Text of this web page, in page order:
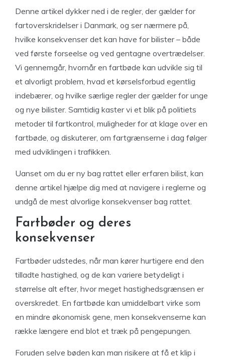
Denne artikel dykker ned i de regler, der gælder for
fartoverskridelser i Danmark, og ser nærmere på,
hvilke konsekvenser det kan have for bilister – både
ved første forseelse og ved gentagne overtrædelser.
Vi gennemgår, hvornår en fartbøde kan udvikle sig til
et alvorligt problem, hvad et kørselsforbud egentlig
indebærer, og hvilke særlige regler der gælder for unge
og nye bilister. Samtidig kaster vi et blik på politiets
metoder til fartkontrol, muligheder for at klage over en
fartbøde, og diskuterer, om fartgrænserne i dag følger
med udviklingen i trafikken.
Uanset om du er ny bag rattet eller erfaren bilist, kan
denne artikel hjælpe dig med at navigere i reglerne og
undgå de mest alvorlige konsekvenser bag rattet.
Fartbøder og deres
konsekvenser
Fartbøder udstedes, når man kører hurtigere end den
tilladte hastighed, og de kan variere betydeligt i
størrelse alt efter, hvor meget hastighedsgrænsen er
overskredet. En fartbøde kan umiddelbart virke som
en mindre økonomisk gene, men konsekvenserne kan
række længere end blot et træk på pengepungen.
Foruden selve bøden kan man risikere at få et klip i